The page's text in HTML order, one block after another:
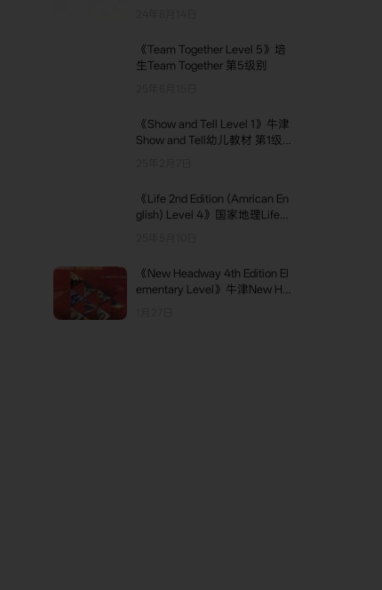
《Team Together Level 5》培
生Team Together 第5级别
《Show and Tell Level 1》牛津
Show and Tell幼儿教材 第1级
《Life 2nd Edition (Amrican En
glish) Level 4》国家地理Life美
《New Headway 4th Edition El
ementary Level》牛津New He